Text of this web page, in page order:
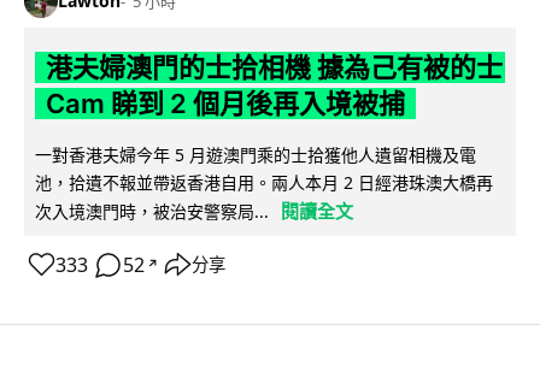
港夫婦澳門的士拾相機 據為己有被的士
Cam 睇到 2 個月後再入境被捕
一對香港夫婦今年 5 月遊澳門乘的士拾獲他人遺留相機及電
池，拾遺不報並帶返香港自用。兩人本月 2 日經港珠澳大橋再
次入境澳門時，被治安警察局...
閱讀全文
333 52 ↗ 分享